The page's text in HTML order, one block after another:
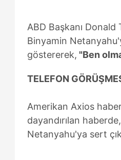
ABD Başkanı
Binyamin
göstererek, "Ben
TELEFON
Amerikan Axios
dayandırılan
Netanyahu'ya sert